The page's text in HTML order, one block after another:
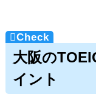
大阪の
イント